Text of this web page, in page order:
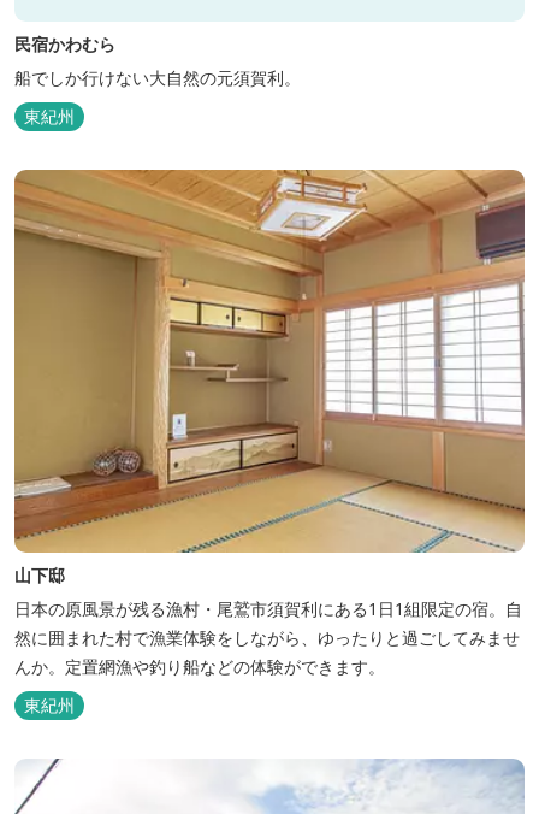
民宿かわむら
船でしか行けない大自然の元須賀利。
東紀州
山下邸
日本の原風景が残る漁村・尾鷲市須賀利にある1日1組限定の宿。自
然に囲まれた村で漁業体験をしながら、ゆったりと過ごしてみませ
んか。定置網漁や釣り船などの体験ができます。
東紀州